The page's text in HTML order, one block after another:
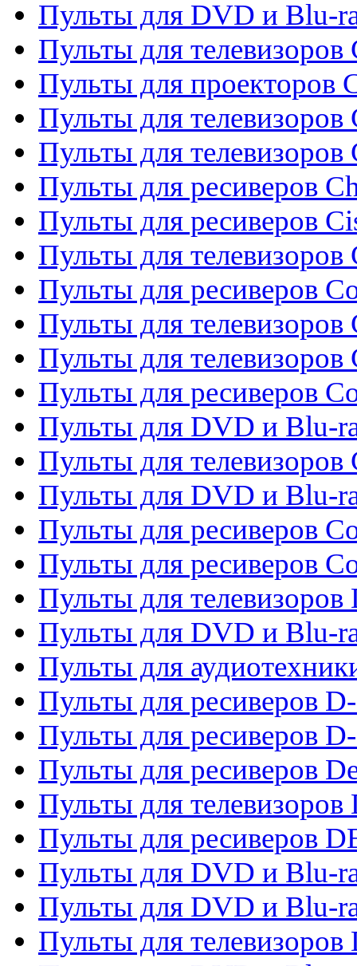
Пульты для DVD и Blu-
Пульты для телевизоров
Пульты для проекторов
Пульты для телевизоров
Пульты для телевизоров
Пульты для ресиверов
Пульты для ресиверов
Пульты для телевизоров
Пульты для ресиверов
Пульты для телевизоров
Пульты для телевизоров
Пульты для ресиверов
Пульты для DVD и Blu-
Пульты для телевизоров
Пульты для DVD и Blu-
Пульты для ресиверов
Пульты для ресиверов
Пульты для телевизоров
Пульты для DVD и Blu-
Пульты для
Пульты для ресиверов
Пульты для ресиверов
Пульты для ресиверов
Пульты для телевизоров
Пульты для ресиверов
Пульты для DVD и Blu-
Пульты для DVD и Blu-
Пульты для